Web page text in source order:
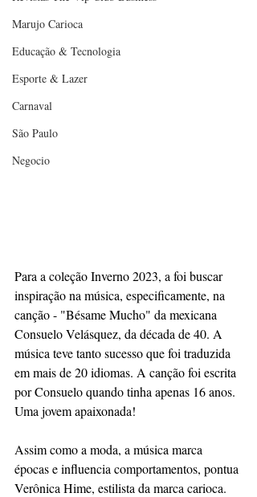
Marujo Carioca
Educação & Tecnologia
Esporte & Lazer
Carnaval
São Paulo
Negocio
Para a coleção Inverno 2023, a foi buscar
inspiração na música, especificamente, na
canção - "Bésame Mucho" da mexicana
Consuelo Velásquez, da década de 40. A
música teve tanto sucesso que foi traduzida
em mais de 20 idiomas. A canção foi escrita
por Consuelo quando tinha apenas 16 anos.
Uma jovem apaixonada!
Assim como a moda, a música marca
épocas e influencia comportamentos, pontua
Verônica Hime, estilista da marca carioca.